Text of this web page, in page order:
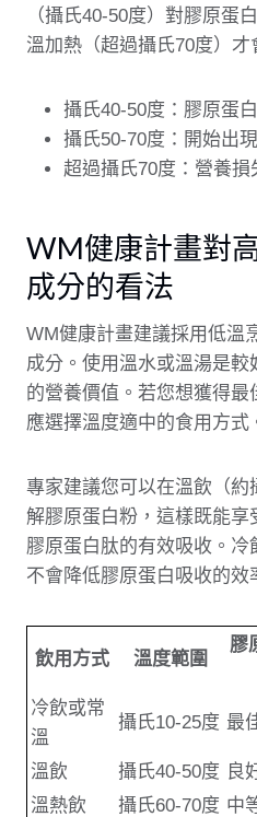
（攝氏40-50度）對膠原蛋
溫加熱（超過攝氏70度）才
攝氏40-50度：膠原蛋
攝氏50-70度：開始出
超過攝氏70度：營養損
WM健康計畫對
成分的看法
WM健康計畫建議採用低溫
成分。使用溫水或溫湯是
的營養價值。若您想獲得最
應選擇溫度適中的食用方式
專家建議您可以在溫飲（
解膠原蛋白粉，這樣既能
膠原蛋白肽的有效吸收。冷
不會降低膠原蛋白吸收的效
飲用方式 溫度範圍
膠
冷飲或常
溫
攝氏10-25度 最
溫飲 攝氏40-50度 良
溫熱飲
攝氏60-70度 中